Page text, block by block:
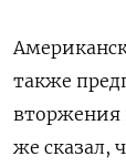
также
вторжения
же сказал,